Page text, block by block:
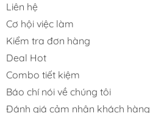
Liên hệ
Cơ hội việc làm
Kiểm tra đơn hàng
Deal Hot
Combo tiết kiệm
Báo chí nói về chúng tôi
Đánh giá cảm nhận khách hàng